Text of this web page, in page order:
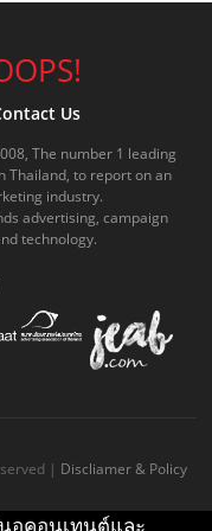
t
a
g
r
a
.
t
o
k
.
c
m
Us
The number 1 leading
Thailand, to report on an
industry.
advertising, campaign
technology.
| Discliamer & Policy
อคอนเทนต์และ